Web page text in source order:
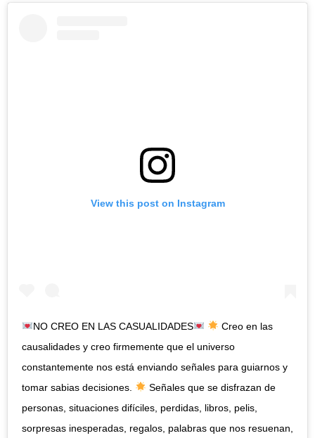
View this post on Instagram
NO CREO EN LAS CASUALIDADES
Creo en las
causalidades y creo firmemente que el universo
constantemente nos está enviando señales para guiarnos y
tomar sabias decisiones.
Señales que se disfrazan de
personas, situaciones difíciles, perdidas, libros, pelis,
sorpresas inesperadas, regalos, palabras que nos resuenan,